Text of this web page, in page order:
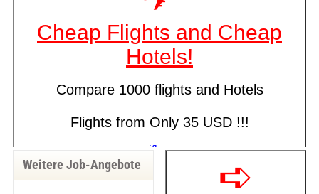
Weitere Job-Angebote